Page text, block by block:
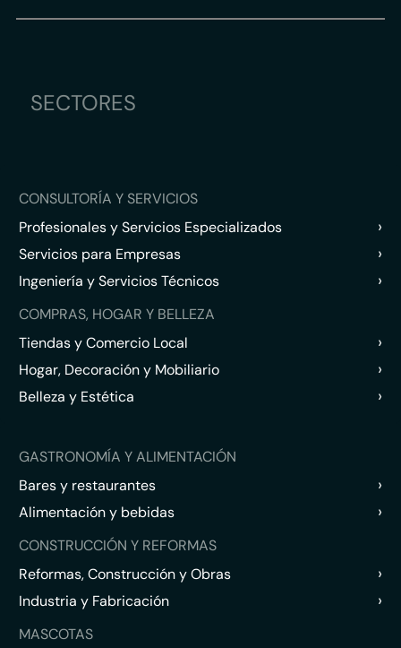
SECTORES
CONSULTORÍA Y SERVICIOS
Profesionales y Servicios Especializados
›
Servicios para Empresas ›
Ingeniería y Servicios Técnicos ›
COMPRAS, HOGAR Y BELLEZA
Tiendas y Comercio Local
›
Hogar, Decoración y Mobiliario ›
Belleza y Estética ›
GASTRONOMÍA Y ALIMENTACIÓN
Bares y restaurantes
›
Alimentación y bebidas ›
CONSTRUCCIÓN Y REFORMAS
Reformas, Construcción y Obras
›
Industria y Fabricación ›
MASCOTAS